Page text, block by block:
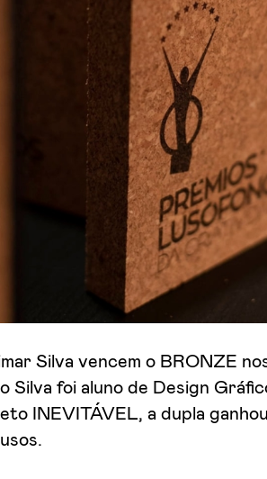
Silva vencem o BRONZE
Silva foi aluno de Design
INEVITÁVEL, a dupla